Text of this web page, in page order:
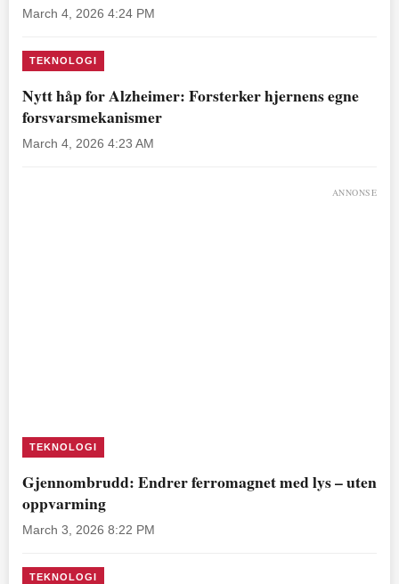
March 4, 2026 4:24 PM
TEKNOLOGI
Nytt håp for Alzheimer: Forsterker hjernens egne
forsvarsmekanismer
March 4, 2026 4:23 AM
ANNONSE
TEKNOLOGI
Gjennombrudd: Endrer ferromagnet med lys – uten
oppvarming
March 3, 2026 8:22 PM
TEKNOLOGI